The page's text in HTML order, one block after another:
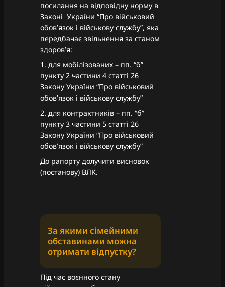
посилання на відповідну норму в
Законі України “Про військовий
обов’язок і військову службу”, яка
передбачає звільнення за станом
здоровʼя:
1. для мобілізованих – пп. “б”
пункту 2 частини 4 статті 26
Закону України “Про військовий
обов’язок і військову службу”
2. для контрактників – пп. “б”
пункту 3 частини 5 статті 26
Закону України “Про військовий
обов’язок і військову службу”
До рапорту долучити висновок
(постанову) ВЛК.
За якими сімейними
обставинами можна
отримати відпустку?
Під час воєнного стану